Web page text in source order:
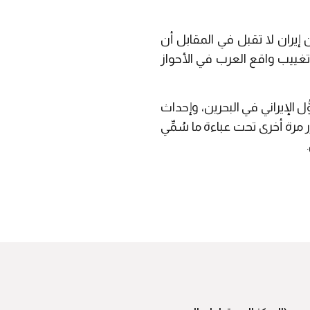
إيران لا تقبل في المقابل أن
تغييب واقع العرب في الأحواز
الإيراني في البحرين، وإحداث
بمحاولة قلب نظام الحكم في البحرين العام (1982)، الذي تكرَّر مرة أخرى تحت عباءة ما سُمِّي